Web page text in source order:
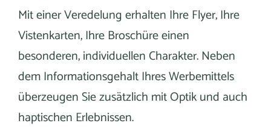
Mit einer Veredelung erhalten Ihre Flyer, Ihre
Vistenkarten, Ihre Broschüre einen
besonderen, individuellen Charakter. Neben
dem Informationsgehalt Ihres Werbemittels
überzeugen Sie zusätzlich mit Optik und auch
haptischen Erlebnissen.